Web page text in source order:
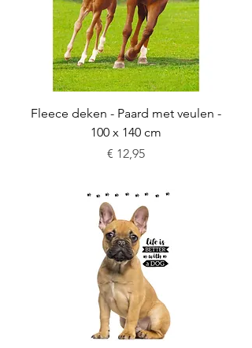
Fleece deken - Paard met veulen -
100 x 140 cm
Prijs
€ 12,95